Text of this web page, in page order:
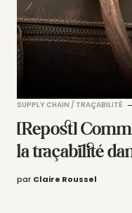
SUPPLY CHAIN / TRAÇABILITÉ
[Repost]
la traçabilité
par Claire Roussel